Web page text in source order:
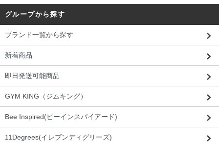
グループから探す
ブランド一覧から探す
新着商品
即日発送可能商品
GYM KING（ジムキング）
Bee Inspired(ビーインスパイアード)
11Degrees(イレブンディグリーズ)